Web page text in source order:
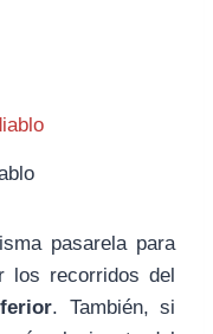
pasarela para
los recorridos del
. También, si